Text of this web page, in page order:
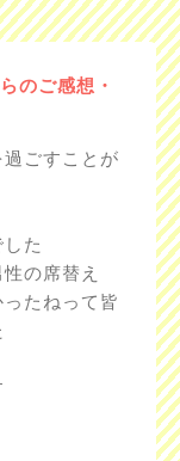
のご感想・
ごすことが
た
の席替え
たねって皆